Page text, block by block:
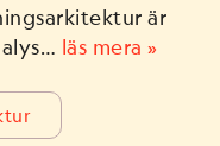
är
läs mera »